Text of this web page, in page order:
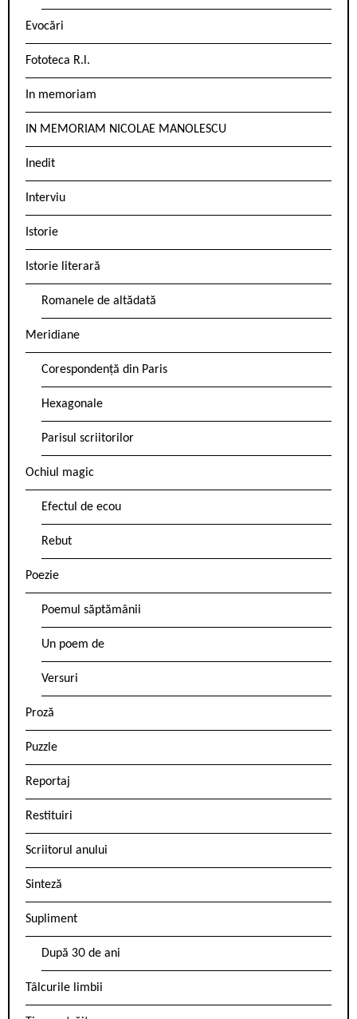
Evocări
Fototeca R.l.
In memoriam
IN MEMORIAM NICOLAE MANOLESCU
Inedit
Interviu
Istorie
Istorie literară
Romanele de altădată
Meridiane
Corespondență din Paris
Hexagonale
Parisul scriitorilor
Ochiul magic
Efectul de ecou
Rebut
Poezie
Poemul săptămânii
Un poem de
Versuri
Proză
Puzzle
Reportaj
Restituiri
Scriitorul anului
Sinteză
Supliment
După 30 de ani
Tâlcurile limbii